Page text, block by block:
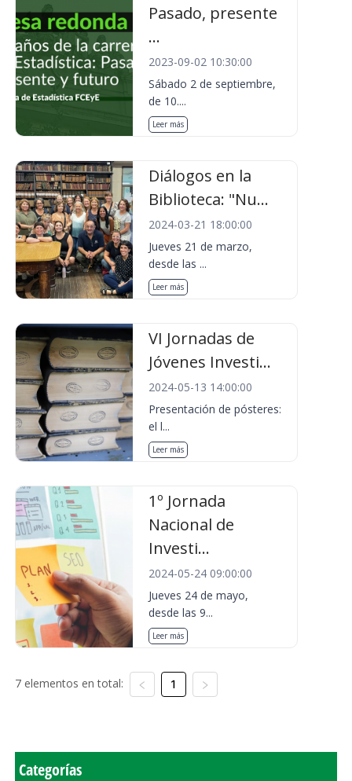
Pasado, presente
...
2023-09-02 10:30:00
Sábado 2 de septiembre,
de 10....
Leer más
Diálogos en la
Biblioteca: "Nu...
2024-03-21 18:00:00
Jueves 21 de marzo,
desde las ...
Leer más
VI Jornadas de
Jóvenes Investi...
2024-05-13 14:00:00
Presentación de pósteres:
el l...
Leer más
1º Jornada
Nacional de
Investi...
2024-05-24 09:00:00
Jueves 24 de mayo,
desde las 9...
Leer más
7 elementos en total: 1
Categorías